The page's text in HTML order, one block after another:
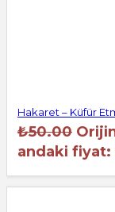
Hakaret – Küfür
₺50.00
andaki fiyat: